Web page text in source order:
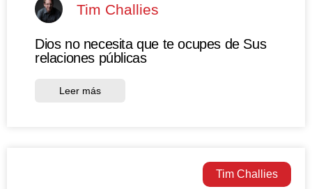
Tim Challies
Dios no necesita que te ocupes de Sus
relaciones públicas
Leer más
Tim Challies